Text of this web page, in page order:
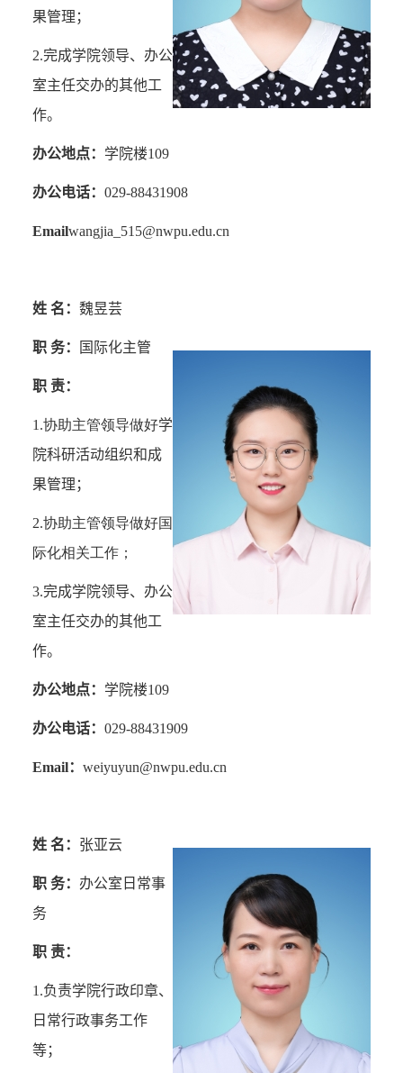
果管理 ；
2.完成学院领导、办公
室主任交办的其他工
作。
办公地点： 学院楼109
办公电话： 029-88431908
Emailwangjia_515@nwpu.edu.cn
姓 名： 魏昱芸
职 务： 国际化主管
职 责：
1.协助主管领导做好学
院科研活动组织和成
果管理 ；
2.协助主管领导做好国
际化相关工作；
3.完成学院领导、办公
室主任交办的其他工
作。
办公地点： 学院楼109
办公电话： 029-88431909
Email： weiyuyun@nwpu.edu.cn
姓 名： 张亚云
职 务： 办公室日常事
务
职 责：
1.负责学院行政印章、
日常行政事务工作
等；